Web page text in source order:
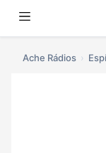
Ache Rádios